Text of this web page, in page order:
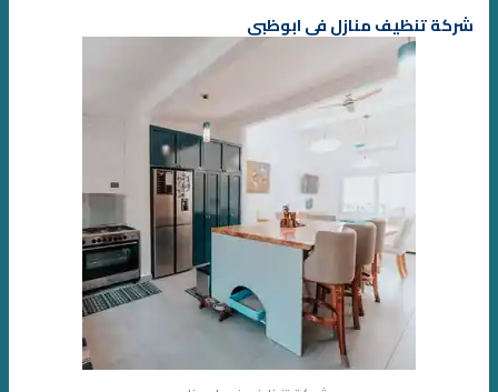
شركة تنظيف منازل في ابوظبي